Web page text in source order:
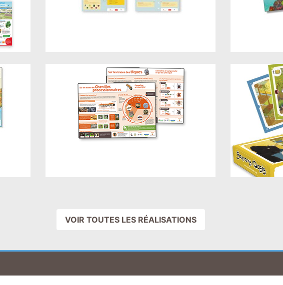
VOIR TOUTES LES RÉALISATIONS